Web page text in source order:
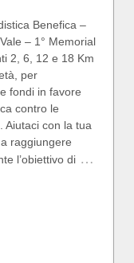
Benefica –
– 1° Memorial
2, 6, 12 e 18 Km
per
fondi in favore
contro le
Aiutaci con la tua
raggiungere
l’obiettivo di …